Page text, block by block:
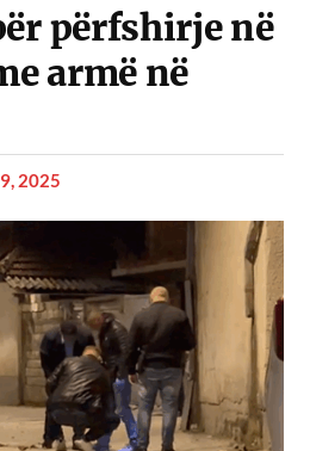
përfshirje në
armë në
2025